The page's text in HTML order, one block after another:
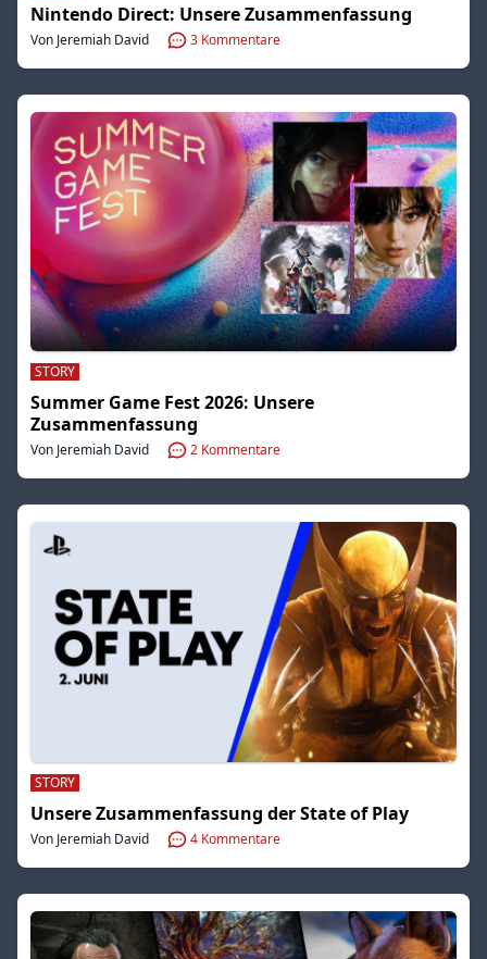
Nintendo Direct: Unsere Zusammenfassung
Von Jeremiah David 3 Kommentare
STORY
Summer Game Fest 2026: Unsere
Zusammenfassung
Von Jeremiah David 2 Kommentare
STORY
Unsere Zusammenfassung der State of Play
Von Jeremiah David 4 Kommentare